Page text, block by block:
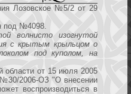
Лозовское №5/2 от 29
под №4098.
волнисто изогнутой
с крытым крыльцом о
под куполом, на
области от 15 июля 2005
2006-ОЗ "О внесении
воспроизводиться в